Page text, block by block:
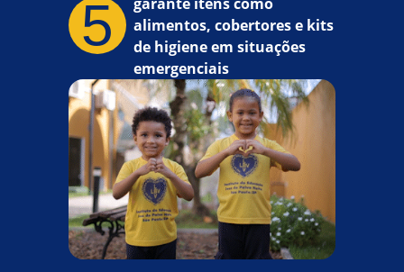
5
alimentos, cobertores e kits
de higiene em situações
emergenciais